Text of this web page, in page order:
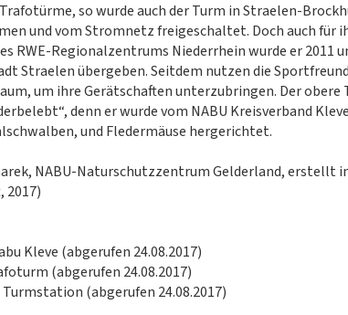
so wurde auch der Turm in Straelen-
und vom Stromnetz freigeschaltet. Doch auch für
RWE-Regionalzentrums Niederrhein wurde er 2011
Straelen übergeben. Seitdem nutzen die
um ihre Gerätschaften unterzubringen. Der
denn er wurde vom NABU Kreisverband
und Fledermäuse hergerichtet.
NABU-Naturschutzzentrum Gelderland, erstellt
2017)
Kleve (abgerufen 24.08.2017)
(abgerufen 24.08.2017)
Turmstation (abgerufen 24.08.2017)